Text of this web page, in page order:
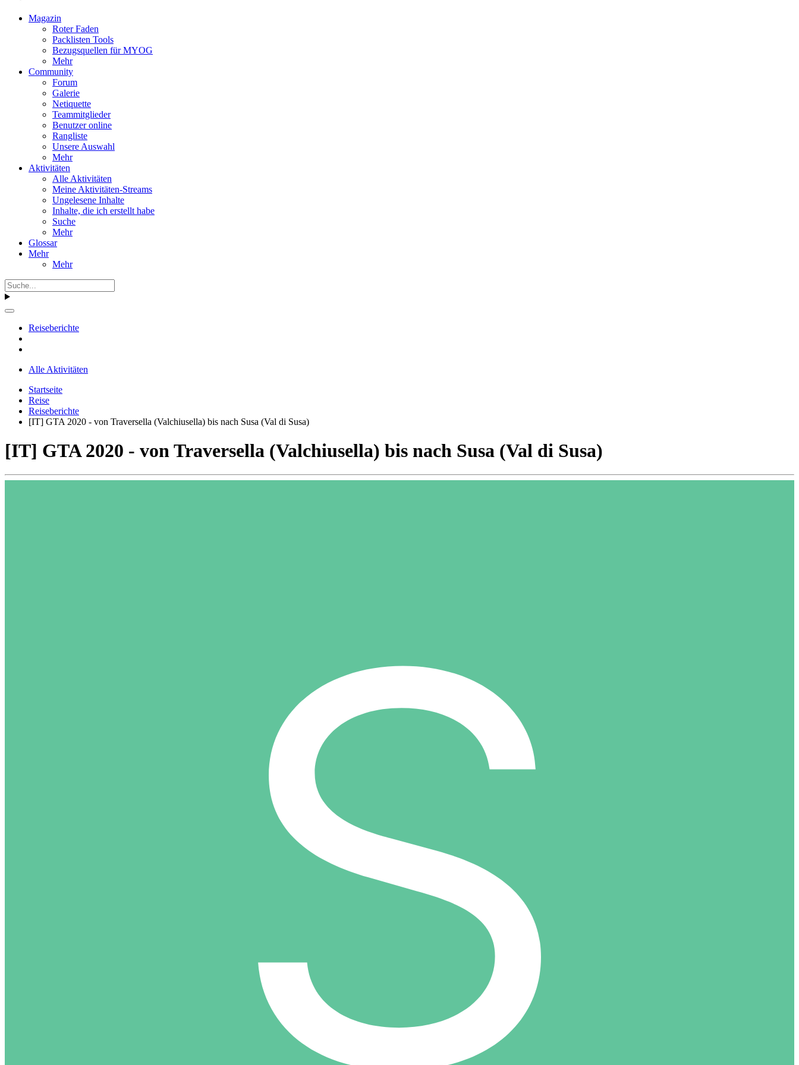
Magazin
Roter Faden
Packlisten Tools
Bezugsquellen für MYOG
Mehr
Community
Forum
Galerie
Netiquette
Teammitglieder
Benutzer online
Rangliste
Unsere Auswahl
Mehr
Aktivitäten
Alle Aktivitäten
Meine Aktivitäten-Streams
Ungelesene Inhalte
Inhalte, die ich erstellt habe
Suche
Mehr
Glossar
Mehr
Mehr
Reiseberichte
Alle Aktivitäten
Startseite
Reise
Reiseberichte
[IT] GTA 2020 - von Traversella (Valchiusella) bis nach Susa (Val di Susa)
[IT] GTA 2020 - von Traversella (Valchiusella) bis nach Susa (Val di Susa)